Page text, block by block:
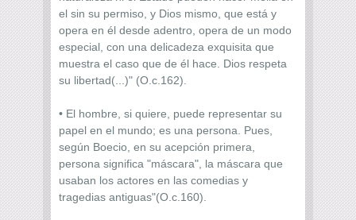
el sin su permiso, y Dios mismo, que está y
opera en él desde adentro, opera de un modo
especial, con una delicadeza exquisita que
muestra el caso que de él hace. Dios respeta
su libertad(...)" (O.c.162).
• El hombre, si quiere, puede representar su
papel en el mundo; es una persona. Pues,
según Boecio, en su acepción primera,
persona significa "máscara", la máscara que
usaban los actores en las comedias y
tragedias antiguas"(O.c.160).